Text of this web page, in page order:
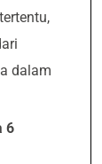
dalam
6